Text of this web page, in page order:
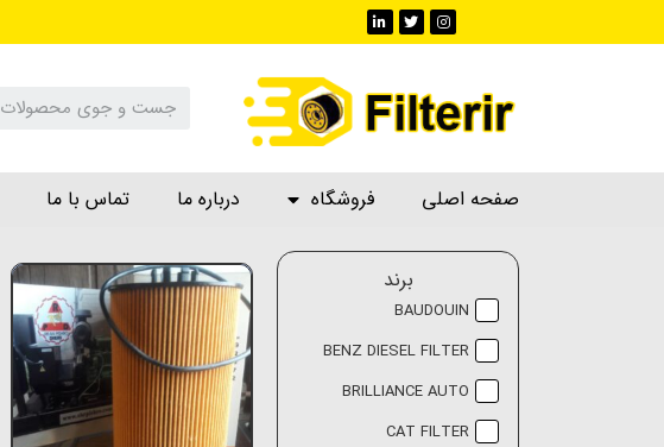
صفحه اصلی فروشگاه درباره ما تماس با ما
برند
BAUDOUIN
BENZ DIESEL FILTER
BRILLIANCE AUTO
CAT FILTER